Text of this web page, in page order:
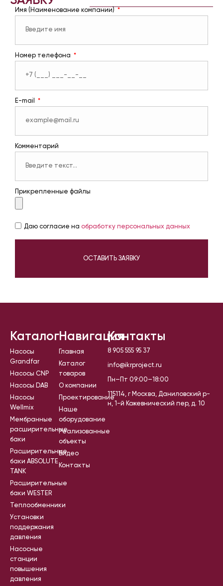
Имя (Наименование компании)
Номер телефона
E-mail
Комментарий
Прикрепленные файлы
Даю согласие на обработку персональных данных
ОСТАВИТЬ ЗАЯВКУ
Каталог
Насосы
Grandfar
Насосы CNP
Насосы DAB
Насосы
Wellmix
Мембранные
расширительные
баки
Расширительные
баки ABSOLUTE
TANK
Расширительные
баки WESTER
Теплообменники
Установки
поддержания
давления
Насосные
станции
повышения
давления
Навигация
Главная
Каталог
товаров
О компании
Проектирование
Наше
оборудование
Реализованные
объекты
Видео
Контакты
Контакты
8 905 555 95 37
info@ikrproject.ru
Пн–Пт 09:00–18:00
115114, г Москва, Даниловский р-
н, 1-й Кожевнический пер, д. 10